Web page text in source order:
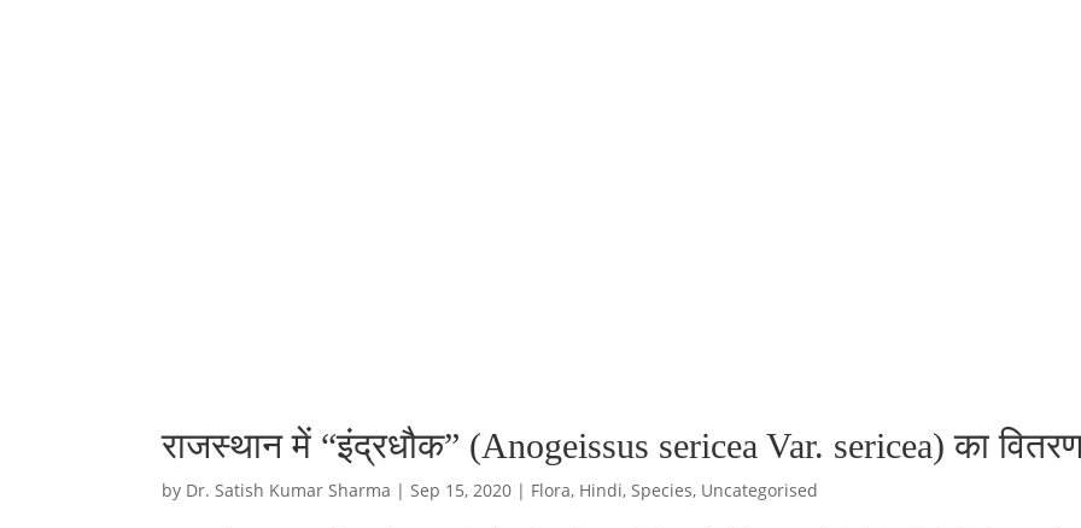
राजस्थान में “इंद्रधौक” (Anogeissus sericea Var. sericea) का
by Dr. Satish Kumar Sharma | Sep 15, 2020 | Flora, Hindi, Species, Uncategorised